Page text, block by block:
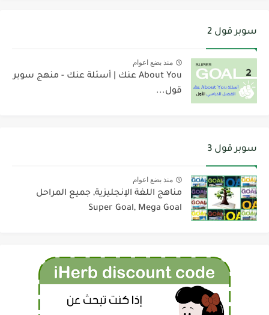
سوبر قول 2
منذ بضع اعوام
About You عنك | أسئلة عنك - منهج سوبر
قول...
سوبر قول 3
منذ بضع اعوام
مناهج اللغة الإنجليزية, جميع المراحل
Super Goal, Mega Goal